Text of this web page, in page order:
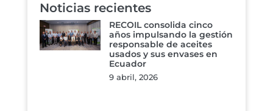
Noticias recientes
RECOIL consolida cinco
años impulsando la gestión
responsable de aceites
usados y sus envases en
Ecuador
9 abril, 2026